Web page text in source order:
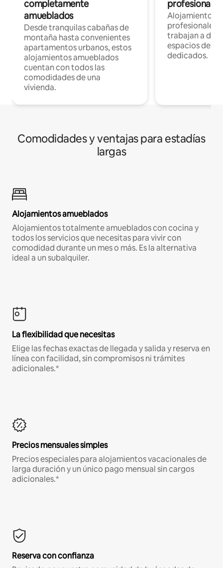
completamente
amueblados
Desde tranquilas cabañas de
montaña hasta convenientes
apartamentos urbanos, estos
alojamientos amueblados
cuentan con todos las
comodidades de una
vivienda.
Alojamientos
profesionales
trabajan a
espacios de
dedicados.
Comodidades y ventajas para estadías
largas
Alojamientos amueblados
Alojamientos totalmente amueblados con cocina y
todos los servicios que necesitas para vivir con
comodidad durante un mes o más. Es la alternativa
ideal a un subalquiler.
La flexibilidad que necesitas
Elige las fechas exactas de llegada y salida y reserva en
línea con facilidad, sin compromisos ni trámites
adicionales.*
Precios mensuales simples
Precios especiales para alojamientos vacacionales de
larga duración y un único pago mensual sin cargos
adicionales.*
Reserva con confianza